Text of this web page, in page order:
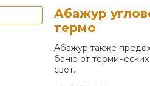
Абажур
термо
Абажур также
баню от
свет.